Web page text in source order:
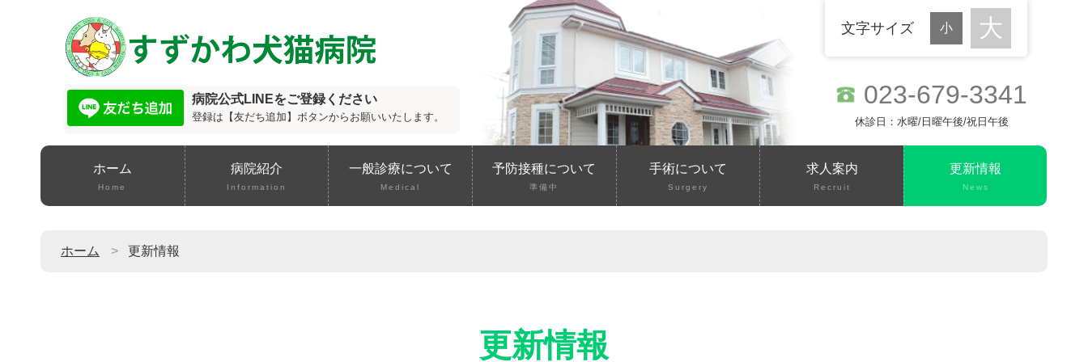
023-679-3341
休診日：水曜/日曜午後/祝日午後
文字サイズ
病院公式LINEをご登録ください
登録は【友だち追加】ボタンからお願いいたします。
ホーム
Home
病院紹介
Information
一般診療について
Medical
予防接種について
準備中
手術について
Surgery
求人案内
Recruit
更新情報
News
ホーム 更新情報
更新情報